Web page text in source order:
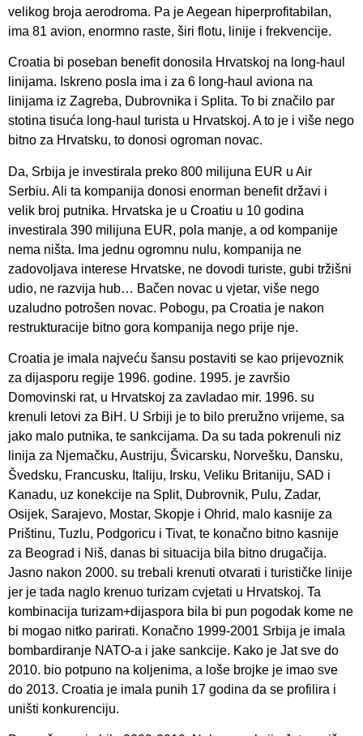
velikog broja aerodroma. Pa je Aegean hiperprofitabilan,
ima 81 avion, enormno raste, širi flotu, linije i frekvencije.
Croatia bi poseban benefit donosila Hrvatskoj na long-haul
linijama. Iskreno posla ima i za 6 long-haul aviona na
linijama iz Zagreba, Dubrovnika i Splita. To bi značilo par
stotina tisuća long-haul turista u Hrvatskoj. A to je i više nego
bitno za Hrvatsku, to donosi ogroman novac.
Da, Srbija je investirala preko 800 milijuna EUR u Air
Serbiu. Ali ta kompanija donosi enorman benefit državi i
velik broj putnika. Hrvatska je u Croatiu u 10 godina
investirala 390 milijuna EUR, pola manje, a od kompanije
nema ništa. Ima jednu ogromnu nulu, kompanija ne
zadovoljava interese Hrvatske, ne dovodi turiste, gubi tržišni
udio, ne razvija hub… Bačen novac u vjetar, više nego
uzaludno potrošen novac. Pobogu, pa Croatia je nakon
restrukturacije bitno gora kompanija nego prije nje.
Croatia je imala najveću šansu postaviti se kao prijevoznik
za dijasporu regije 1996. godine. 1995. je završio
Domovinski rat, u Hrvatskoj za zavladao mir. 1996. su
krenuli letovi za BiH. U Srbiji je to bilo preružno vrijeme, sa
jako malo putnika, te sankcijama. Da su tada pokrenuli niz
linija za Njemačku, Austriju, Švicarsku, Norvešku, Dansku,
Švedsku, Francusku, Italiju, Irsku, Veliku Britaniju, SAD i
Kanadu, uz konekcije na Split, Dubrovnik, Pulu, Zadar,
Osijek, Sarajevo, Mostar, Skopje i Ohrid, malo kasnije za
Prištinu, Tuzlu, Podgoricu i Tivat, te konačno bitno kasnije
za Beograd i Niš, danas bi situacija bila bitno drugačija.
Jasno nakon 2000. su trebali krenuti otvarati i turističke linije
jer je tada naglo krenuo turizam cvjetati u Hrvatskoj. Ta
kombinacija turizam+dijaspora bila bi pun pogodak kome ne
bi mogao nitko parirati. Konačno 1999-2001 Srbija je imala
bombardiranje NATO-a i jake sankcije. Kako je Jat sve do
2010. bio potpuno na koljenima, a loše brojke je imao sve
do 2013. Croatia je imala punih 17 godina da se profilira i
uništi konkurenciju.